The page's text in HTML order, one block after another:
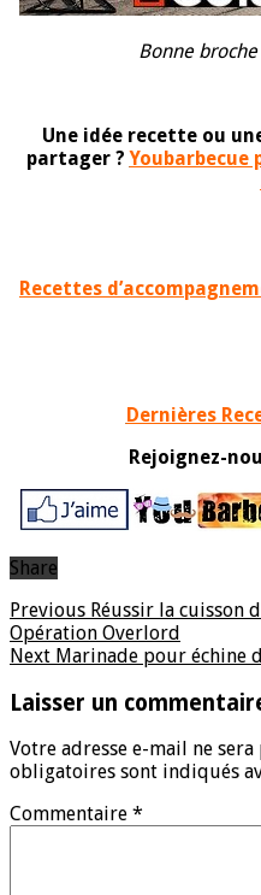
Bonne
Une idée recette ou
partager ? Youbarbecue
Recettes
Dernières
Rejoignez-
Share
Previous Réussir la cuisson
Opération Overlord
Next Marinade pour échine
Laisser un
Votre adresse e-mail ne sera
obligatoires sont indiqués
Commentaire *